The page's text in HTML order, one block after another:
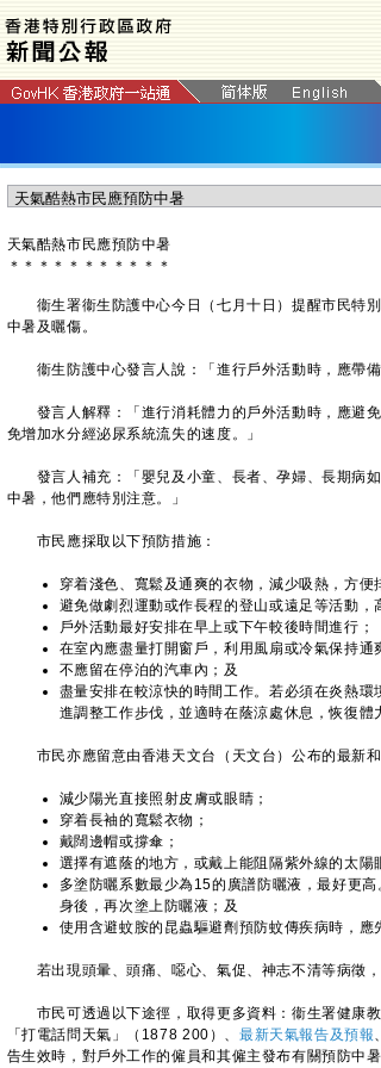
天氣酷熱市民應預防中暑
＊ ＊ ＊ ＊ ＊ ＊ ＊ ＊ ＊ ＊ ＊
衞生署衞生防護中心今日（七月十日）提醒市民特別
中暑及曬傷。
衞生防護中心發言人說：「進行戶外活動時，應帶備
發言人解釋：「進行消耗體力的戶外活動時，應避免
免增加水分經泌尿系統流失的速度。」
發言人補充：「嬰兒及小童、長者、孕婦、長期病如
中暑，他們應特別注意。」
市民應採取以下預防措施：
穿着淺色、寬鬆及通爽的衣物，減少吸熱，方便
避免做劇烈運動或作長程的登山或遠足等活動，
戶外活動最好安排在早上或下午較後時間進行；
在室內應盡量打開窗戶，利用風扇或冷氣保持通
不應留在停泊的汽車內；及
盡量安排在較涼快的時間工作。若必須在炎熱
進調整工作步伐，並適時在蔭涼處休息，恢復體
市民亦應留意由香港天文台（天文台）公布的最新和
減少陽光直接照射皮膚或眼睛；
穿着長袖的寬鬆衣物；
戴闊邊帽或撐傘；
選擇有遮蔭的地方，或戴上能阻隔紫外線的太陽
多塗防曬系數最少為15的廣譜防曬液，最好更
身後，再次塗上防曬液；及
使用含避蚊胺的昆蟲驅避劑預防蚊傳疾病時，應
若出現頭暈、頭痛、噁心、氣促、神志不清等病徵，
市民可透過以下途徑，取得更多資料：衞生署健康教
「打電話問天氣」（1878 200）、 最新天氣報告及預報、
告生效時，對戶外工作的僱員和其僱主發布有關預防中